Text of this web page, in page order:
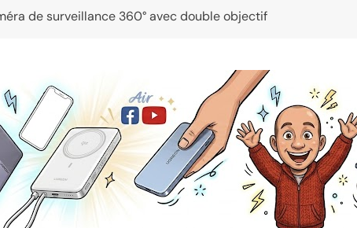
de surveillance 360° avec double objectif